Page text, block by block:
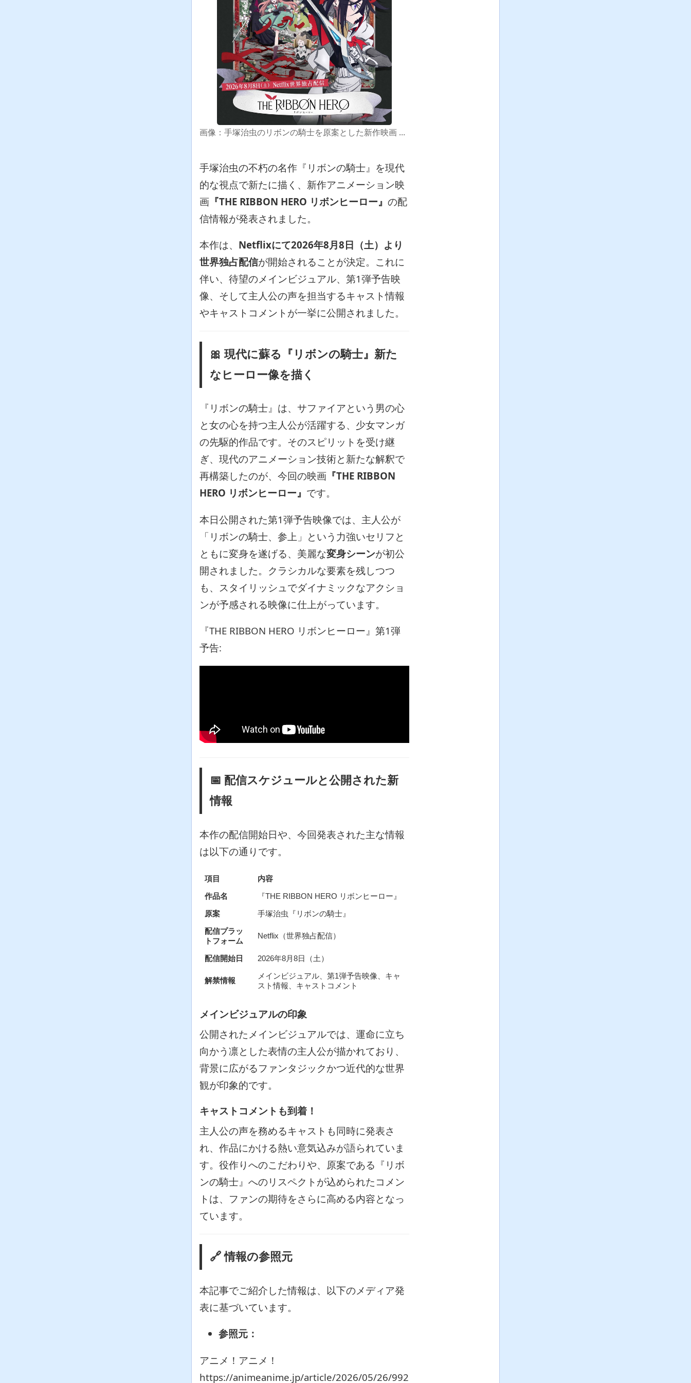
画像：手塚治虫のリボンの騎士を原案とした新作映画 THE RIBBON HERO リボンヒーロー が2026年8月8日よりNetflixにて世界独占配信決定
手塚治虫の不朽の名作『リボンの騎士』を現代
的な視点で新たに描く、新作アニメーション映
画『THE RIBBON HERO リボンヒーロー』 の配
信情報が発表されました。
本作は、 Netflixにて2026年8月8日（土）より
世界独占配信が開始されることが決定。これに
伴い、待望のメインビジュアル、第1弾予告映
像、そして主人公の声を担当するキャスト情報
やキャストコメントが一挙に公開されました。
🎀 現代に蘇る『リボンの騎士』新た
なヒーロー像を描く
『リボンの騎士』は、サファイアという男の心
と女の心を持つ主人公が活躍する、少女マンガ
の先駆的作品です。そのスピリットを受け継
ぎ、現代のアニメーション技術と新たな解釈で
再構築したのが、今回の映画『THE RIBBON
HERO リボンヒーロー』 です。
本日公開された第1弾予告映像では、主人公が
「リボンの騎士、参上」という力強いセリフと
ともに変身を遂げる、美麗な変身シーンが初公
開されました。クラシカルな要素を残しつつ
も、スタイリッシュでダイナミックなアクショ
ンが予感される映像に仕上がっています。
『THE RIBBON HERO リボンヒーロー』第1弾
予告:
📅 配信スケジュールと公開された新
情報
本作の配信開始日や、今回発表された主な情報
は以下の通りです。
項目 内容
作品名 『THE RIBBON HERO リボンヒーロー』
原案 手塚治虫『リボンの騎士』
配信プラッ
トフォーム
Netflix（世界独占配信）
配信開始日 2026年8月8日（土）
解禁情報
メインビジュアル、第1弾予告映像、キャ
スト情報、キャストコメント
メインビジュアルの印象
公開されたメインビジュアルでは、運命に立ち
向かう凛とした表情の主人公が描かれており、
背景に広がるファンタジックかつ近代的な世界
観が印象的です。
キャストコメントも到着！
主人公の声を務めるキャストも同時に発表さ
れ、作品にかける熱い意気込みが語られていま
す。役作りへのこだわりや、原案である『リボ
ンの騎士』へのリスペクトが込められたコメン
トは、ファンの期待をさらに高める内容となっ
ています。
🔗 情報の参照元
本記事でご紹介した情報は、以下のメディア発
表に基づいています。
参照元：
アニメ！アニメ！
https://animeanime.jp/article/2026/05/26/992